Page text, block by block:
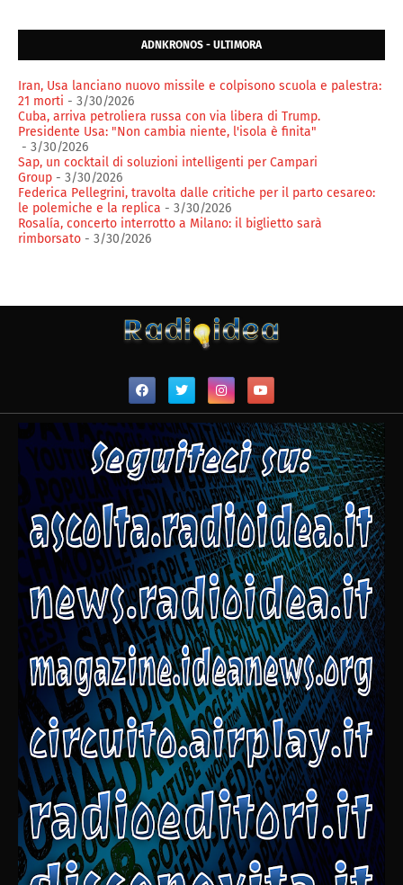
ADNKRONOS - ULTIMORA
Iran, Usa lanciano nuovo missile e colpisono scuola e palestra:
21 morti - 3/30/2026
Cuba, arriva petroliera russa con via libera di Trump.
Presidente Usa: "Non cambia niente, l'isola è finita"
- 3/30/2026
Sap, un cocktail di soluzioni intelligenti per Campari
Group - 3/30/2026
Federica Pellegrini, travolta dalle critiche per il parto cesareo:
le polemiche e la replica - 3/30/2026
Rosalía, concerto interrotto a Milano: il biglietto sarà
rimborsato - 3/30/2026